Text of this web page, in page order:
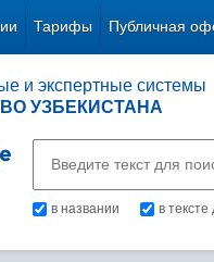
Тарифы Публичная
и экспертные системы
УЗБЕКИСТАНА
в названии в